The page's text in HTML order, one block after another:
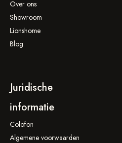
Over ons
Showroom
Lionshome
Blog
Juridische
informatie
Colofon
Algemene voorwaarden